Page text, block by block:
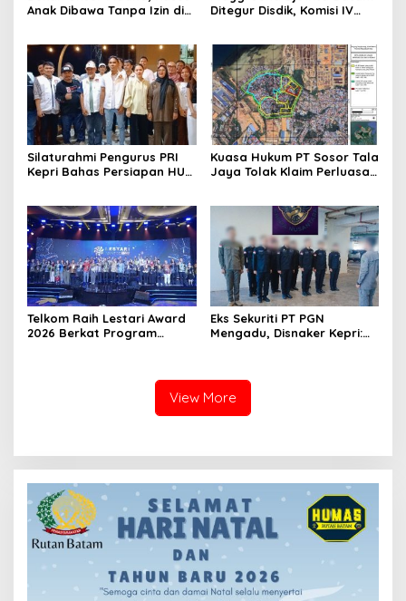
Anak Dibawa Tanpa Izin di
Ditegur Disdik, Komisi IV
Silaturahmi Pengurus PRI
Kepri Bahas Persiapan HUT
Kuasa Hukum PT Sosor Tala
Jaya Tolak Klaim Perluasan
Telkom Raih Lestari Award
2026 Berkat Program
Eks Sekuriti PT PGN
Mengadu, Disnaker Kepri:
View More